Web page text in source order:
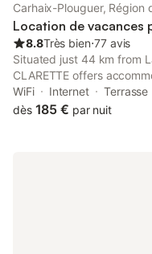
Carhaix-Plouguer, Région
Location de vacances
8.8Très bien⋅77 avis
Situated just 44 km from
CLARETTE offers
access to barbecue
shared kitchen.
WiFi Internet
Terrasse
dès 185 € par nuit